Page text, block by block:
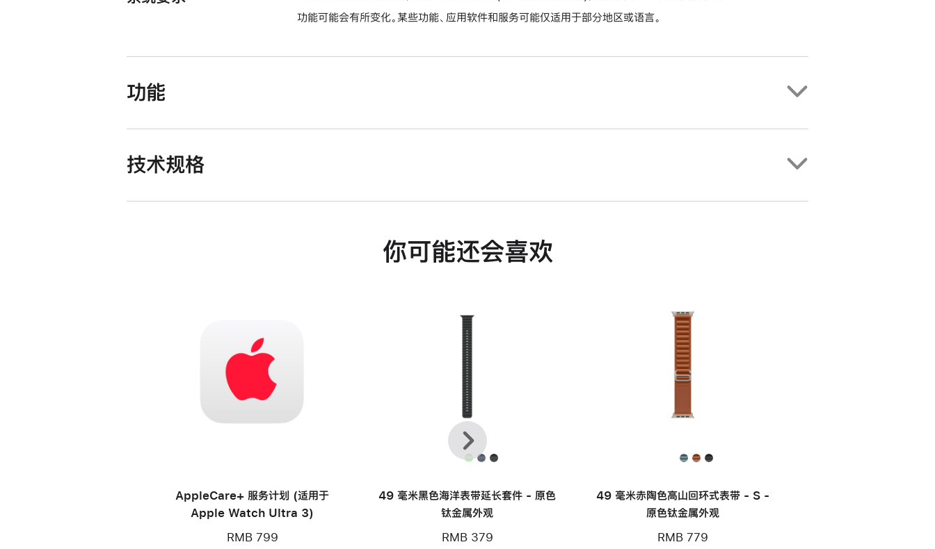
功能可能会有所变化。某些功能、应用软件和服务可能仅适用于部分地区或语言。
功能
技术规格
你可能还会喜欢
AppleCare+ 服务计划 (适用于
Apple Watch Ultra 3)
RMB 799
49 毫米黑色海洋表带延长套件 - 原色
钛金属外观
RMB 379
49 毫米赤陶色高山回环式表带 - S -
原色钛金属外观
RMB 779
上
一
个
下
一
个